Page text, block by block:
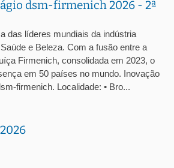
dsm-firmenich 2026 - 2ª
das líderes mundiais da indústria
e Beleza. Com a fusão entre a
Firmenich, consolidada em 2023, o
em 50 países no mundo. Inovação
firmenich. Localidade: • Bro...